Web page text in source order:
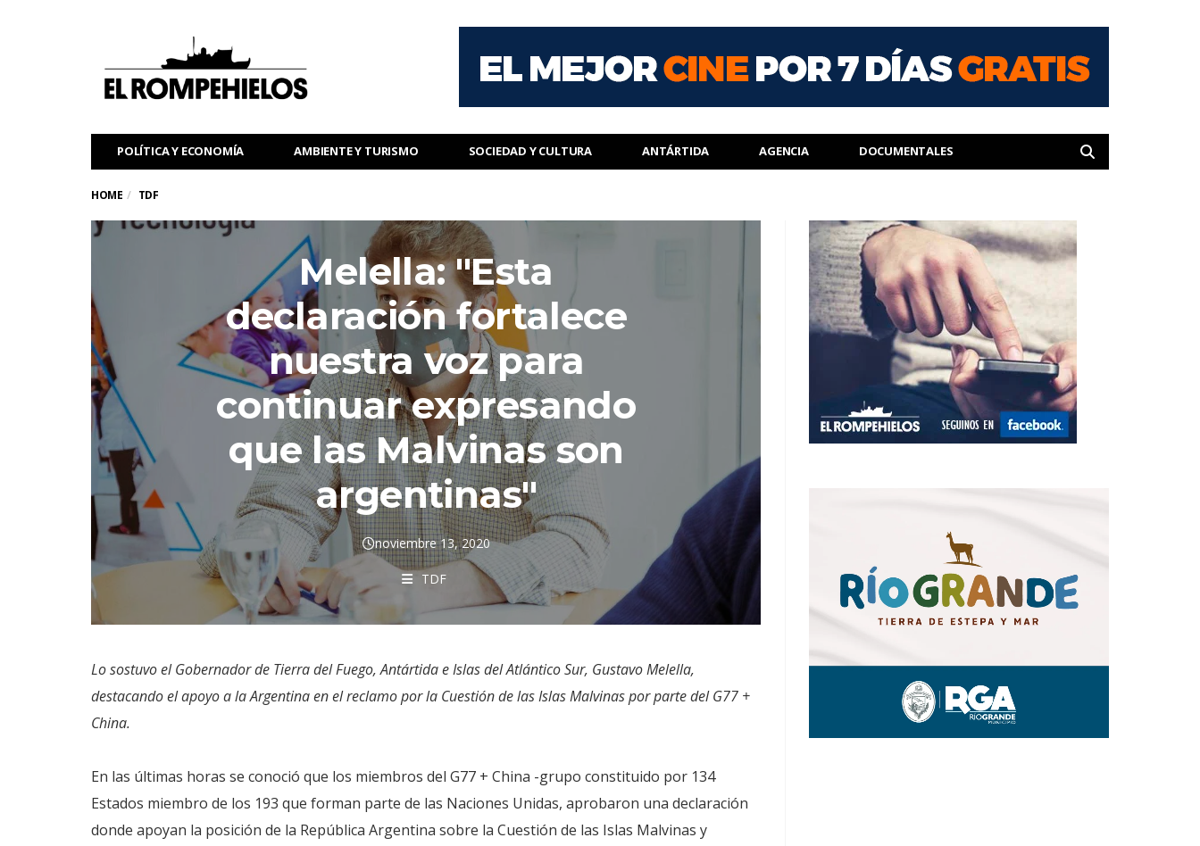
POLÍTICA Y ECONOMÍA AMBIENTE Y TURISMO SOCIEDAD Y CULTURA ANTÁRTIDA AGENCIA DOCUMENTALES
HOME TDF
Melella: "Esta
declaración fortalece
nuestra voz para
continuar expresando
que las Malvinas son
argentinas"
noviembre 13, 2020
TDF
Lo sostuvo el Gobernador de Tierra del Fuego, Antártida e Islas del Atlántico Sur, Gustavo Melella,
destacando el apoyo a la Argentina en el reclamo por la Cuestión de las Islas Malvinas por parte del G77 +
China.
En las últimas horas se conoció que los miembros del G77 + China -grupo constituido por 134
Estados miembro de los 193 que forman parte de las Naciones Unidas, aprobaron una declaración
donde apoyan la posición de la República Argentina sobre la Cuestión de las Islas Malvinas y